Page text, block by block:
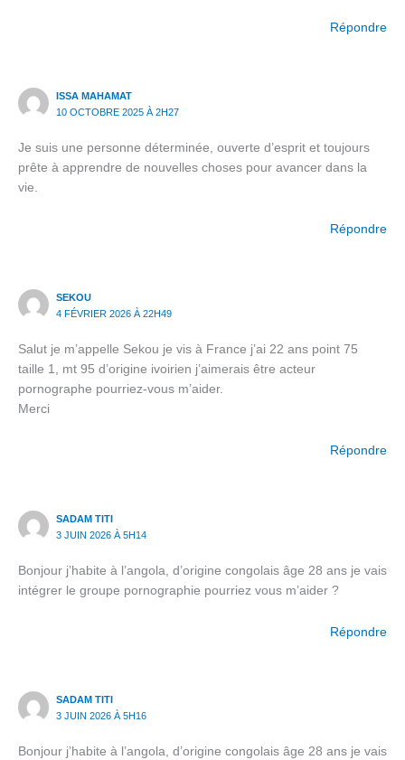
Répondre
ISSA MAHAMAT
10 OCTOBRE 2025 À 2H27
Je suis une personne déterminée, ouverte d’esprit et toujours
prête à apprendre de nouvelles choses pour avancer dans la
vie.
Répondre
SEKOU
4 FÉVRIER 2026 À 22H49
Salut je m’appelle Sekou je vis à France j’ai 22 ans point 75
taille 1, mt 95 d’origine ivoirien j’aimerais être acteur
pornographe pourriez-vous m’aider.
Merci
Répondre
SADAM TITI
3 JUIN 2026 À 5H14
Bonjour j’habite à l’angola, d’origine congolais âge 28 ans je vais
intégrer le groupe pornographie pourriez vous m’aider ?
Répondre
SADAM TITI
3 JUIN 2026 À 5H16
Bonjour j’habite à l’angola, d’origine congolais âge 28 ans je vais